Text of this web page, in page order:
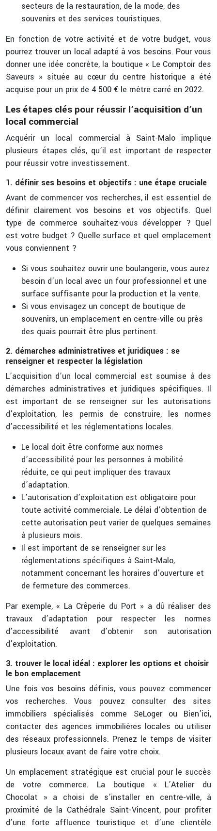
secteurs de la restauration, de la mode, des
souvenirs et des services touristiques.
En fonction de votre activité et de votre budget, vous
pourrez trouver un local adapté à vos besoins. Pour vous
donner une idée concrète, la boutique « Le Comptoir des
Saveurs » située au cœur du centre historique a été
acquise pour un prix de 4 500 € le mètre carré en 2022.
Les étapes clés pour réussir l’acquisition d’un
local commercial
Acquérir un local commercial à Saint-Malo implique
plusieurs étapes clés, qu’il est important de respecter
pour réussir votre investissement.
1. définir ses besoins et objectifs : une étape cruciale
Avant de commencer vos recherches, il est essentiel de
définir clairement vos besoins et vos objectifs. Quel
type de commerce souhaitez-vous développer ? Quel
est votre budget ? Quelle surface et quel emplacement
vous conviennent ?
Si vous souhaitez ouvrir une boulangerie, vous aurez
besoin d’un local avec un four professionnel et une
surface suffisante pour la production et la vente.
Si vous envisagez un concept de boutique de
souvenirs, un emplacement en centre-ville ou près
des quais pourrait être plus pertinent.
2. démarches administratives et juridiques : se
renseigner et respecter la législation
L’acquisition d’un local commercial est soumise à des
démarches administratives et juridiques spécifiques. Il
est important de se renseigner sur les autorisations
d’exploitation, les permis de construire, les normes
d’accessibilité et les réglementations locales.
Le local doit être conforme aux normes
d’accessibilité pour les personnes à mobilité
réduite, ce qui peut impliquer des travaux
d’adaptation.
L’autorisation d’exploitation est obligatoire pour
toute activité commerciale. Le délai d’obtention de
cette autorisation peut varier de quelques semaines
à plusieurs mois.
Il est important de se renseigner sur les
réglementations spécifiques à Saint-Malo,
notamment concernant les horaires d’ouverture et
de fermeture des commerces.
Par exemple, « La Crêperie du Port » a dû réaliser des
travaux d’adaptation pour respecter les normes
d’accessibilité avant d’obtenir son autorisation
d’exploitation.
3. trouver le local idéal : explorer les options et choisir
le bon emplacement
Une fois vos besoins définis, vous pouvez commencer
vos recherches. Vous pouvez consulter des sites
immobiliers spécialisés comme SeLoger ou Bien’ici,
contacter des agences immobilières locales ou utiliser
des réseaux professionnels. Prenez le temps de visiter
plusieurs locaux avant de faire votre choix.
Un emplacement stratégique est crucial pour le succès
de votre commerce. La boutique « L’Atelier du
Chocolat » a choisi de s’installer en centre-ville, à
proximité de la Cathédrale Saint-Vincent, pour profiter
d’une forte affluence touristique et d’une clientèle